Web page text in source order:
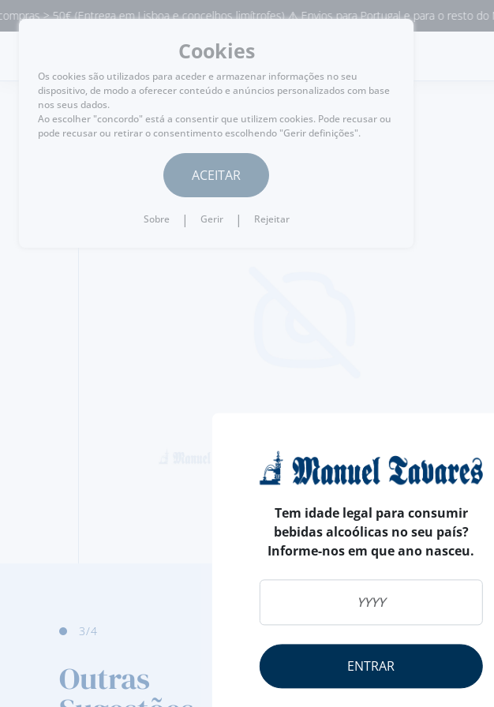
> 50€ (Entrega em Lisboa e concelhos limítrofes) ⚠️ Envios para Portugal e para o resto do
MENU
VOLTAR
3/4
Outras
Tem idade legal para consumir
bebidas alcoólicas no seu país?
Informe-nos em que ano nasceu.
ENTRAR
Cookies
Os cookies são utilizados para aceder e armazenar informações no seu
dispositivo, de modo a oferecer conteúdo e anúncios personalizados com base
nos seus dados.
Ao escolher "concordo" está a consentir que utilizem cookies. Pode recusar ou
pode recusar ou retirar o consentimento escolhendo "Gerir definições".
ACEITAR
Sobre | Gerir | Rejeitar